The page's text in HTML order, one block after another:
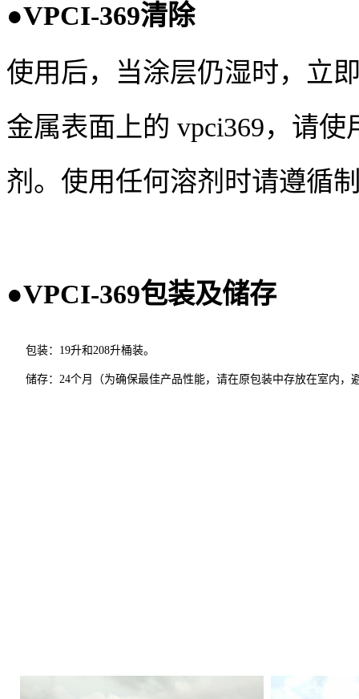
●VPCI-369清除
使用后，当涂层仍湿时，立
金属表面上的 vpci369，请使
剂。使用任何溶剂时请遵循
●VPCI-369包装及储存
包装：19升和208升桶装。
储存：24个月（为确保最佳产品性能，请在原包装中存放在室内，